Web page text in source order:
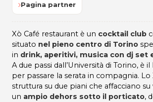
Pagina partner
Xò Café restaurant è un cocktail club
situato nel pieno centro di Torino
in drink, aperitivi, musica con dj set
A due passi dall’Università di Torino, è
per passare la serata in compagnia. Lo
struttura su due piani che affacciano su
un ampio dehors sotto il porticato,